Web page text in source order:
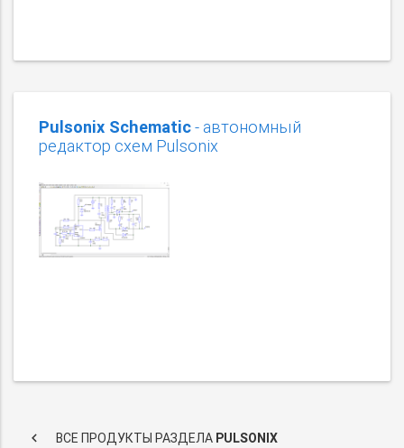
Pulsonix Schematic- автономный
редактор схем Pulsonix
keyboard_arrow_left ВСЕ ПРОДУКТЫ РАЗДЕЛА PULSONIX